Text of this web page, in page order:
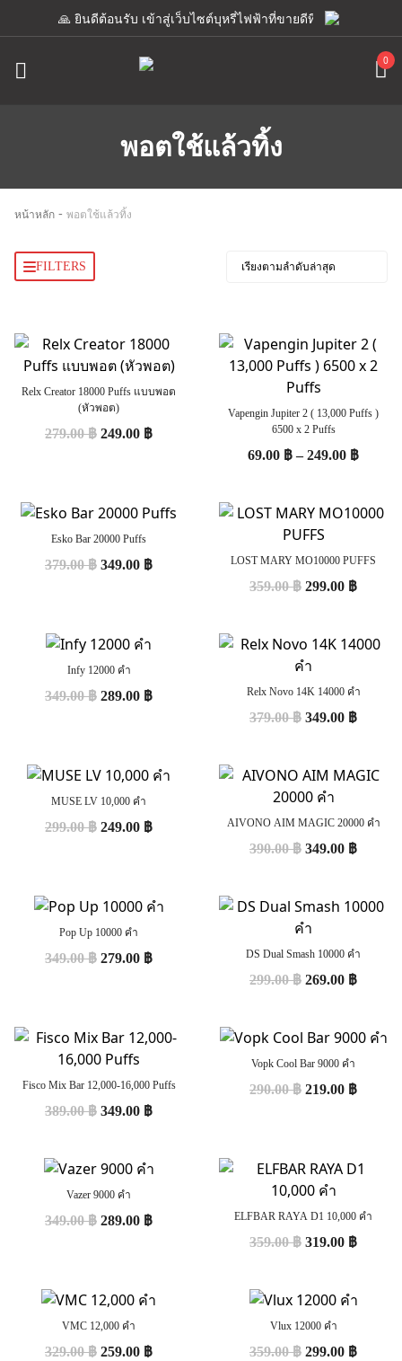
🙏 ยินดีต้อนรับ เข้าสู่เว็บไซต์บุหรี่ไฟฟ้าที่ขายดีที่สุด เรามีแอดมินพ
0
พอตใช้แล้วทิ้ง
หน้าหลัก - พอตใช้แล้วทิ้ง
FILTERS
Relx Creator 18000 Puffs แบบพอต
(หัวพอต)
279.00฿ 249.00 ฿
Vapengin Jupiter 2 ( 13,000 Puffs )
6500 x 2 Puffs
69.00 ฿–249.00 ฿
Esko Bar 20000 Puffs
379.00฿ 349.00 ฿ LOST MARY MO10000 PUFFS
359.00฿ 299.00 ฿
Infy 12000 คำ
349.00฿ 289.00 ฿ Relx Novo 14K 14000 คำ
379.00฿ 349.00 ฿
MUSE LV 10,000 คำ
299.00฿ 249.00 ฿ AIVONO AIM MAGIC 20000 คำ
390.00฿ 349.00 ฿
Pop Up 10000 คำ
349.00฿ 279.00 ฿ DS Dual Smash 10000 คำ
299.00฿ 269.00 ฿
Fisco Mix Bar 12,000-16,000 Puffs
389.00฿ 349.00 ฿
Vopk Cool Bar 9000 คำ
290.00฿ 219.00 ฿
Vazer 9000 คำ
349.00฿ 289.00 ฿ ELFBAR RAYA D1 10,000 คำ
359.00฿ 319.00 ฿
VMC 12,000 คำ
329.00฿ 259.00 ฿
Vlux 12000 คำ
359.00฿ 299.00 ฿